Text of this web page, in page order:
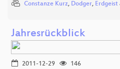
Constanze Kurz, Dodger, Erdgeist
Jahresrückblick
2011-12-29
146